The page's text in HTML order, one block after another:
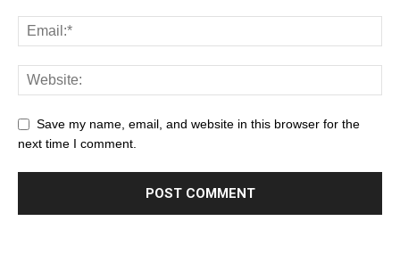
Save my name, email, and website in this browser for the
next time I comment.